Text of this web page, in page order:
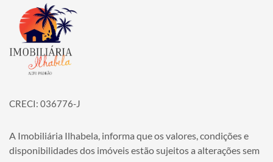
Página inicial
CRECI: 036776-J
A Imobiliária Ilhabela, informa que os valores, condições e
disponibilidades dos imóveis estão sujeitos a alterações sem